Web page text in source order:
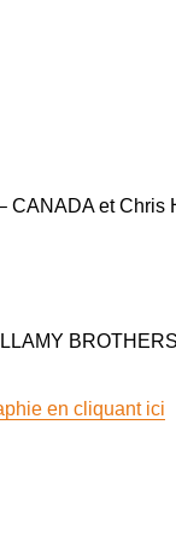
CANADA et Chris
en cliquant ici